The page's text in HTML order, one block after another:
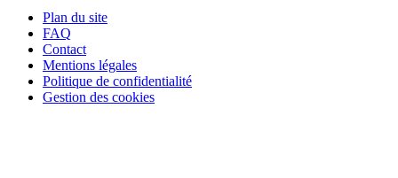
Plan du site
FAQ
Contact
Mentions légales
Politique de confidentialité
Gestion des cookies